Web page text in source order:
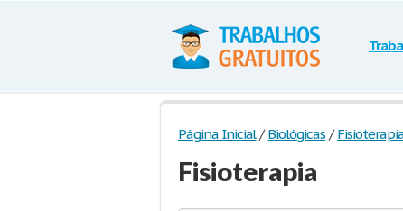
Página Inicial / Biológicas /
Fisioterapia